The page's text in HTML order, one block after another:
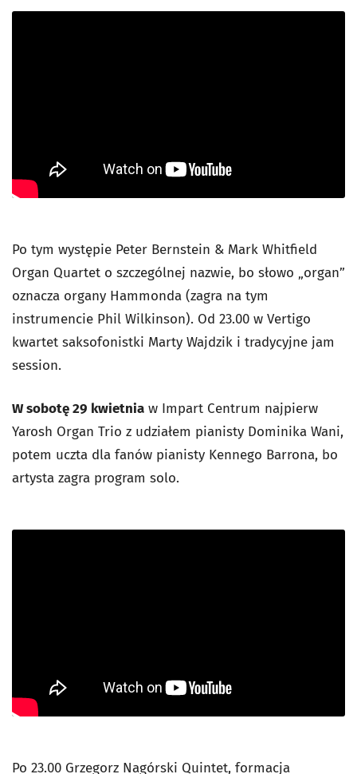
Po tym występie Peter Bernstein & Mark Whitfield
Organ Quartet o szczególnej nazwie, bo słowo „organ”
oznacza organy Hammonda (zagra na tym
instrumencie Phil Wilkinson). Od 23.00 w Vertigo
kwartet saksofonistki Marty Wajdzik i tradycyjne jam
session.
W sobotę 29 kwietnia w Impart Centrum najpierw
Yarosh Organ Trio z udziałem pianisty Dominika Wani,
potem uczta dla fanów pianisty Kennego Barrona, bo
artysta zagra program solo.
Po 23.00 Grzegorz Nagórski Quintet, formacja